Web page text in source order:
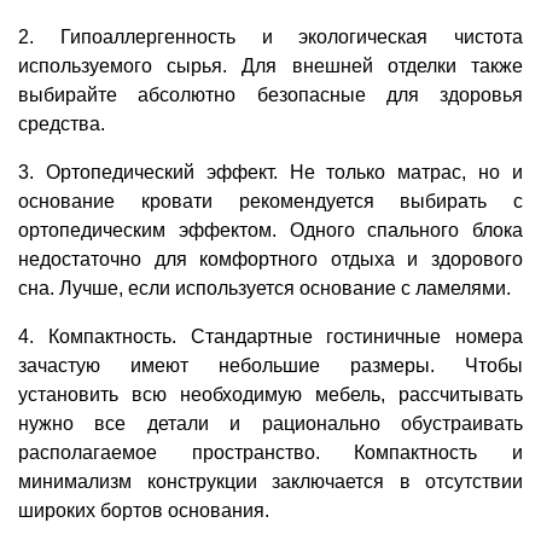
2. Гипоаллергенность и экологическая чистота
используемого сырья. Для внешней отделки также
выбирайте абсолютно безопасные для здоровья
средства.
3. Ортопедический эффект. Не только матрас, но и
основание кровати рекомендуется выбирать с
ортопедическим эффектом. Одного спального блока
недостаточно для комфортного отдыха и здорового
сна. Лучше, если используется основание с ламелями.
4. Компактность. Стандартные гостиничные номера
зачастую имеют небольшие размеры. Чтобы
установить всю необходимую мебель, рассчитывать
нужно все детали и рационально обустраивать
располагаемое пространство. Компактность и
минимализм конструкции заключается в отсутствии
широких бортов основания.